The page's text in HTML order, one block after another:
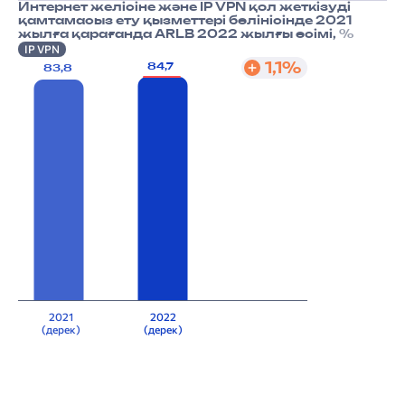
Интернет желісіне және IP VPN қол жеткізуді
қамтамасыз ету қызметтері бөлінісінде 2021
жылға қарағанда ARLB 2022 жылғы өсімі, %
IP VPN
1,1%
83,8 84,7
2021
(дерек)
2022
(дерек)